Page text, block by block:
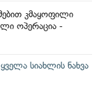
კმაყოფილი
ოპერაცია -
ყველა სიახლის ნახვა